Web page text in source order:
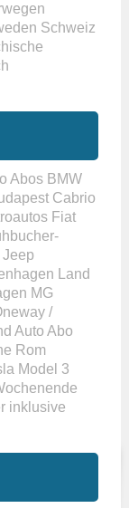
Schweiz
Abos BMW
Cabrio
Fiat
Jeep
Land
MG
/
Auto Abo
Rom
Model 3
inklusive